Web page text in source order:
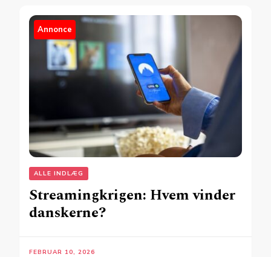
Annonce
ALLE INDLÆG
Streamingkrigen: Hvem vinder
danskerne?
FEBRUAR 10, 2026